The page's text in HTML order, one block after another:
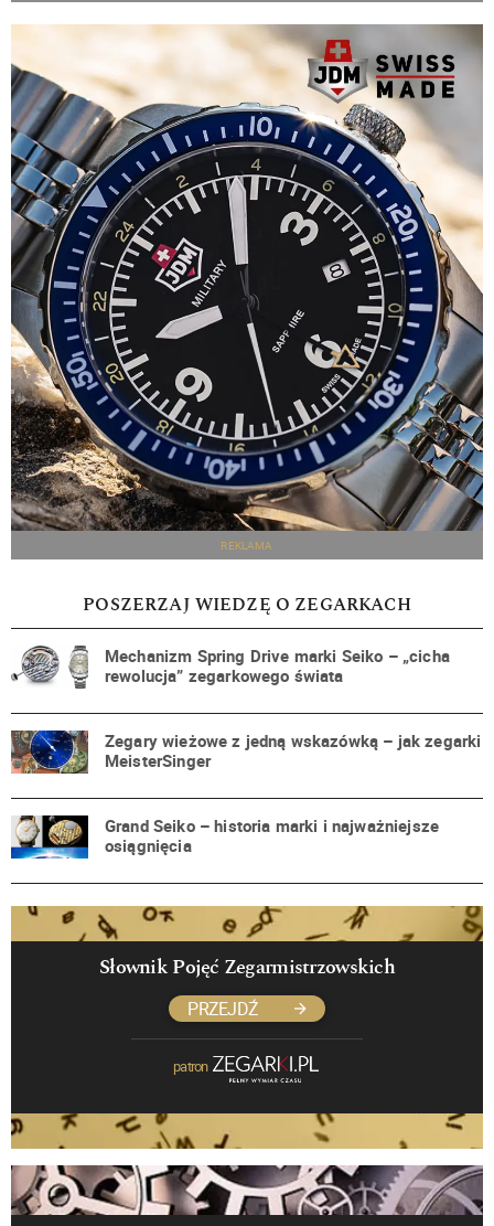
REKLAMA
POSZERZAJ WIEDZĘ O ZEGARKACH
Mechanizm Spring Drive marki Seiko – „cicha
rewolucja” zegarkowego świata
Zegary wieżowe z jedną wskazówką – jak zegarki
MeisterSinger
Grand Seiko – historia marki i najważniejsze
osiągnięcia
Słownik Pojęć Zegarmistrzowskich
PRZEJDŹ
patron